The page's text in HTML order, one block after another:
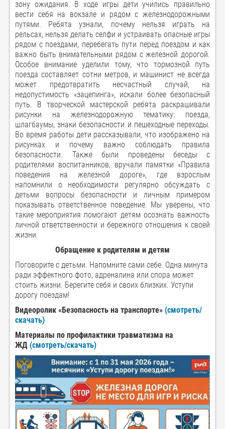
зону ожидания. В ходе игры дети учились правильно
вести себя на вокзале и рядом с железнодорожными
путями. Ребята узнали, почему нельзя играть на
рельсах, нельзя делать селфи и устраивать опасные игры
рядом с поездами, перебегать пути перед поездом и как
важно быть внимательными рядом с железной дорогой.
Особое внимание уделили тому, что тормозной путь
поезда составляет сотни метров, и машинист не всегда
может предотвратить несчастный случай, на
недопустимость «зацепинга», искали более безопасный
путь. В творческой мастерской ребята раскрашивали
рисунки на железнодорожную тематику: поезда,
шлагбаумы, знаки безопасности и пешеходные переходы.
Во время работы дети рассказывали, что изображено на
рисунках и почему важно соблюдать правила
безопасности. Также были проведены беседы с
родителями воспитанников, вручали памятки «Правила
поведения на железной дороге», где взрослым
напомнили о необходимости регулярно обсуждать с
детьми вопросы безопасности и личным примером
показывать ответственное поведение. Мы уверены, что
такие мероприятия помогают детям осознать важность
личной ответственности и бережного отношения к своей
жизни.
Обращение к родителям и детям
Поговорите с детьми. Напомните сами себе. Одна минута
ради эффектного фото, адреналина или спора может
стоить жизни. Берегите себя и своих близких. Уступи
дорогу поездам!
Видеоролик «Безопасность на транспорте» (смотреть/
скачать)
Материалы по профилактики травматизма на
ЖД (смотреть/скачать)